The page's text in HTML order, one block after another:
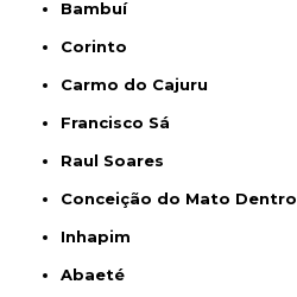
Bambuí
Corinto
Carmo do Cajuru
Francisco Sá
Raul Soares
Conceição do Mato Dentro
Inhapim
Abaeté